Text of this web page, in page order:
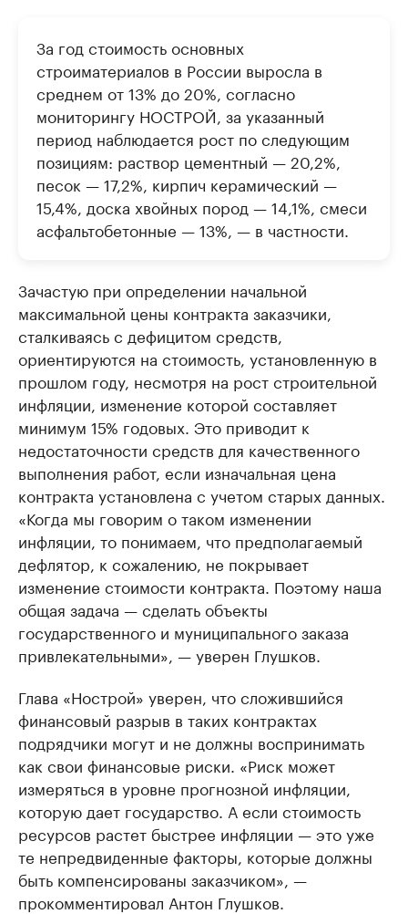
За год стоимость основных
строиматериалов в России выросла в
среднем от 13% до 20%, согласно
мониторингу НОСТРОЙ, за указанный
период наблюдается рост по следующим
позициям: раствор цементный — 20,2%,
песок — 17,2%, кирпич керамический —
15,4%, доска хвойных пород — 14,1%, смеси
асфальтобетонные — 13%, — в частности.
Зачастую при определении начальной
максимальной цены контракта заказчики,
сталкиваясь с дефицитом средств,
ориентируются на стоимость, установленную в
прошлом году, несмотря на рост строительной
инфляции, изменение которой составляет
минимум 15% годовых. Это приводит к
недостаточности средств для качественного
выполнения работ, если изначальная цена
контракта установлена с учетом старых данных.
«Когда мы говорим о таком изменении
инфляции, то понимаем, что предполагаемый
дефлятор, к сожалению, не покрывает
изменение стоимости контракта. Поэтому наша
общая задача — сделать объекты
государственного и муниципального заказа
привлекательными», — уверен Глушков.
Глава «Нострой» уверен, что сложившийся
финансовый разрыв в таких контрактах
подрядчики могут и не должны воспринимать
как свои финансовые риски. «Риск может
измеряться в уровне прогнозной инфляции,
которую дает государство. А если стоимость
ресурсов растет быстрее инфляции — это уже
те непредвиденные факторы, которые должны
быть компенсированы заказчиком», —
прокомментировал Антон Глушков.